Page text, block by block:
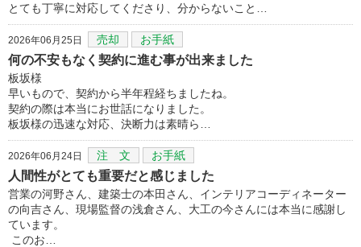
とても丁寧に対応してくださり、分からないこと…
2026年06月25日 売却 お手紙
何の不安もなく契約に進む事が出来ました
板坂様
早いもので、契約から半年程経ちましたね。
契約の際は本当にお世話になりました。
板坂様の迅速な対応、決断力は素晴ら…
2026年06月24日 注 文 お手紙
人間性がとても重要だと感じました
営業の河野さん、建築士の本田さん、インテリアコーディネーター
の向吉さん、現場監督の浅倉さん、大工の今さんには本当に感謝し
ています。
このお…